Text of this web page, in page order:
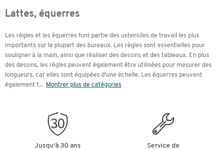
Lattes, équerres
Les règles et les équerres font partie des ustensiles de travail les plus
importants sur la plupart des bureaux. Les règles sont essentielles pour
souligner à la main, ainsi que réaliser des dessins et des tableaux. En plus
des dessins, les règles peuvent également être utilisées pour mesurer des
longueurs, car elles sont équipées d'une échelle. Les équerres peuvent
également f... Montrer plus de catégories
Jusqu'à 30 ans
Service de